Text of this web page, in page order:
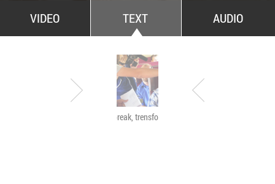
VIDEO TEXT AUDIO
Have a break, trensformers